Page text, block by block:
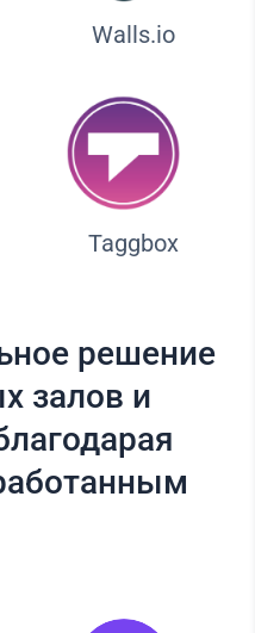
Walls.io
Taggbox
решение
залов и